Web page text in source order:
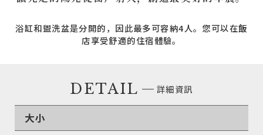
浴缸和盥洗盆是分開的，因此最多可容納4人。 您可以在飯
店享受舒適的住宿體驗。
DETAIL 詳細資訊
大小